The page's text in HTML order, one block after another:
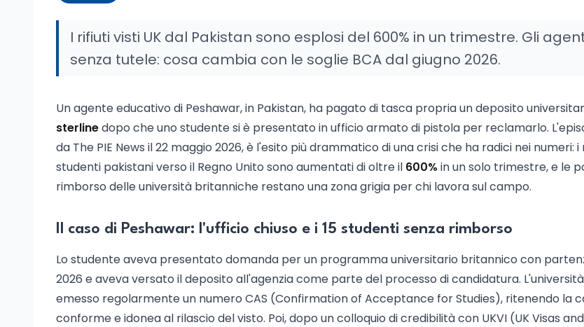
I rifiuti visti UK dal Pakistan sono esplosi del 600% in un trimestre. Gli
senza tutele: cosa cambia con le soglie BCA dal giugno 2026.
Un agente educativo di Peshawar, in Pakistan, ha pagato di tasca propria un deposito
sterlinedopo che uno studente si è presentato in ufficio armato di pistola per reclamarlo.
da The PIE News il 22 maggio 2026, è l'esito più drammatico di una crisi che ha radici nei numeri:
studenti pakistani verso il Regno Unito sono aumentati di oltre il 600% in un solo trimestre, e le
rimborso delle università britanniche restano una zona grigia per chi lavora sul campo.
Il caso di Peshawar: l'ufficio chiuso e i 15 studenti senza rimborso
Lo studente aveva presentato domanda per un programma universitario britannico con
2026 e aveva versato il deposito all'agenzia come parte del processo di candidatura.
emesso regolarmente un numero CAS (Confirmation of Acceptance for Studies), ritenendo la
conforme e idonea al rilascio del visto. Poi, dopo un colloquio di credibilità con UKVI (UK Visas and